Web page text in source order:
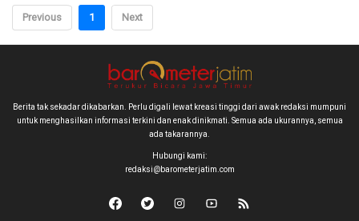
Previous 1 Next
Berita tak sekadar dikabarkan. Perlu digali lewat kreasi tinggi dari awak redaksi mumpuni
untuk menghasilkan informasi terkini dan enak dinikmati. Semua ada ukurannya, semua
ada takarannya.
Hubungi kami:
redaksi@barometerjatim.com